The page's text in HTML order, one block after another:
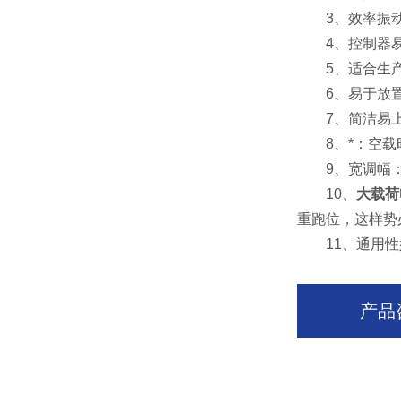
3、效率振
4、控制器易
5、适合生产
6、易于放置
7、简洁易上
8、*：空载时
9、宽调幅：
10、 大载
重跑位，这样
11、通用性好
产品